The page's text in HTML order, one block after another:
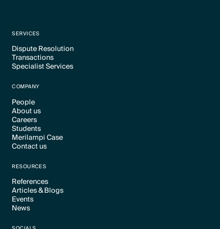
SERVICES
Dispute Resolution
Text Link
Transactions
Text Link
Specialist Services
COMPANY
People
Text Link
About us
Text Link
Careers
Text Link
Students
Text Link
Merilampi Case
Text Link
Contact us
RESOURCES
References
Text Link
Articles & Blogs
Text Link
Events
Text Link
News